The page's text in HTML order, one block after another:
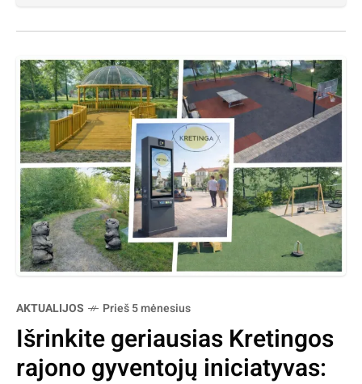
AKTUALIJOS Prieš 5 mėnesius
Išrinkite geriausias Kretingos
rajono gyventojų iniciatyvas: